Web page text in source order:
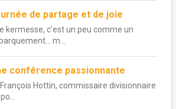
de partage et de joie
kermesse, c’est un peu comme un
m...
conférence passionnante
François Hottin, commissaire divisionnaire